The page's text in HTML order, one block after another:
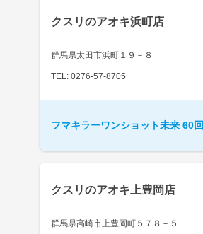
クスリのアオキ浜町店
群馬県太田市浜町１９－８
TEL: 0276-57-8705
フマキラーワンショット未来 60回
クスリのアオキ上豊岡店
群馬県高崎市上豊岡町５７８－５